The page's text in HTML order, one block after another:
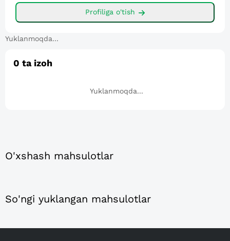
Profiliga o'tish
Yuklanmoqda...
0 ta izoh
Yuklanmoqda...
O'xshash mahsulotlar
So'ngi yuklangan mahsulotlar